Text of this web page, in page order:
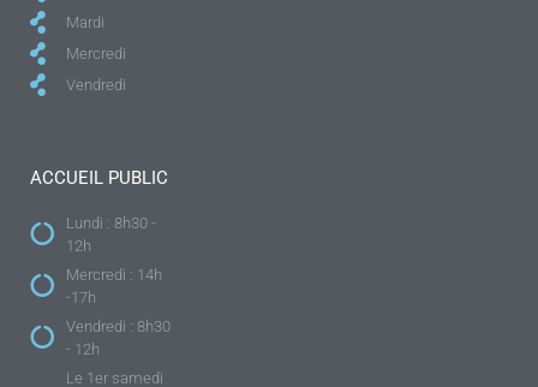
Mardi
Mercredi
Vendredi
ACCUEIL PUBLIC
Lundi : 8h30 -
12h
Mercredi : 14h
-17h
Vendredi : 8h30
- 12h
Le 1er samedi